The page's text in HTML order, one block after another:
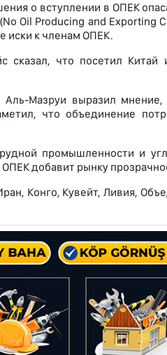
о вступлении в ОПЕК
Oil Producing and Exporting
иски к членам ОПЕК.
сказал, что посетил
Мазруи выразил мнение,
что объединение
промышленности и
добавит рынку
Конго, Кувейт, Ливия,